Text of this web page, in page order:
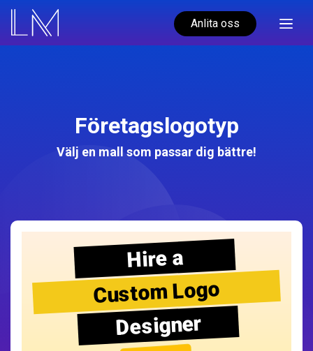
Anlita oss
Företagslogotyp
Välj en mall som passar dig bättre!
Hire a
Custom Logo
Designer